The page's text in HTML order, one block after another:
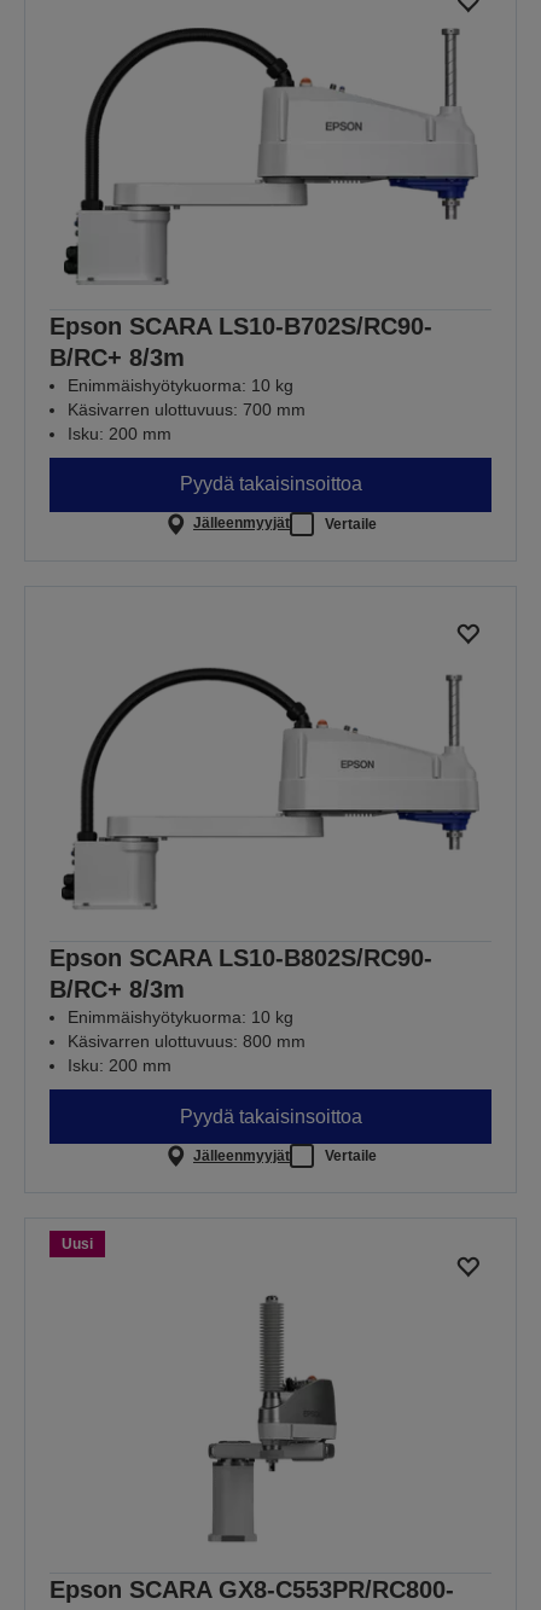
Epson SCARA LS10-B702S/RC90-
B/RC+ 8/3m
Enimmäishyötykuorma: 10 kg
Käsivarren ulottuvuus: 700 mm
Isku: 200 mm
Pyydä takaisinsoittoa
Jälleenmyyjät Vertaile
Epson SCARA LS10-B802S/RC90-
B/RC+ 8/3m
Enimmäishyötykuorma: 10 kg
Käsivarren ulottuvuus: 800 mm
Isku: 200 mm
Pyydä takaisinsoittoa
Jälleenmyyjät Vertaile
Uusi
Epson SCARA GX8-C553PR/RC800-